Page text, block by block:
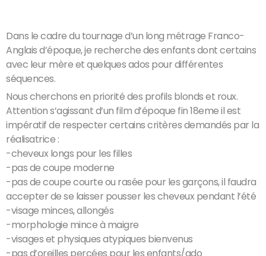
Dans le cadre du tournage d’un long métrage Franco-
Anglais d’époque, je recherche des enfants dont certains
avec leur mère et quelques ados pour différentes
séquences.
Nous cherchons en priorité des profils blonds et roux.
Attention s’agissant d’un film d’époque fin 18eme il est
impératif de respecter certains critères demandés par la
réalisatrice :
-cheveux longs pour les filles
-pas de coupe moderne
-pas de coupe courte ou rasée pour les garçons, il faudra
accepter de se laisser pousser les cheveux pendant l’été
-visage minces, allongés
-morphologie mince à maigre
-visages et physiques atypiques bienvenus